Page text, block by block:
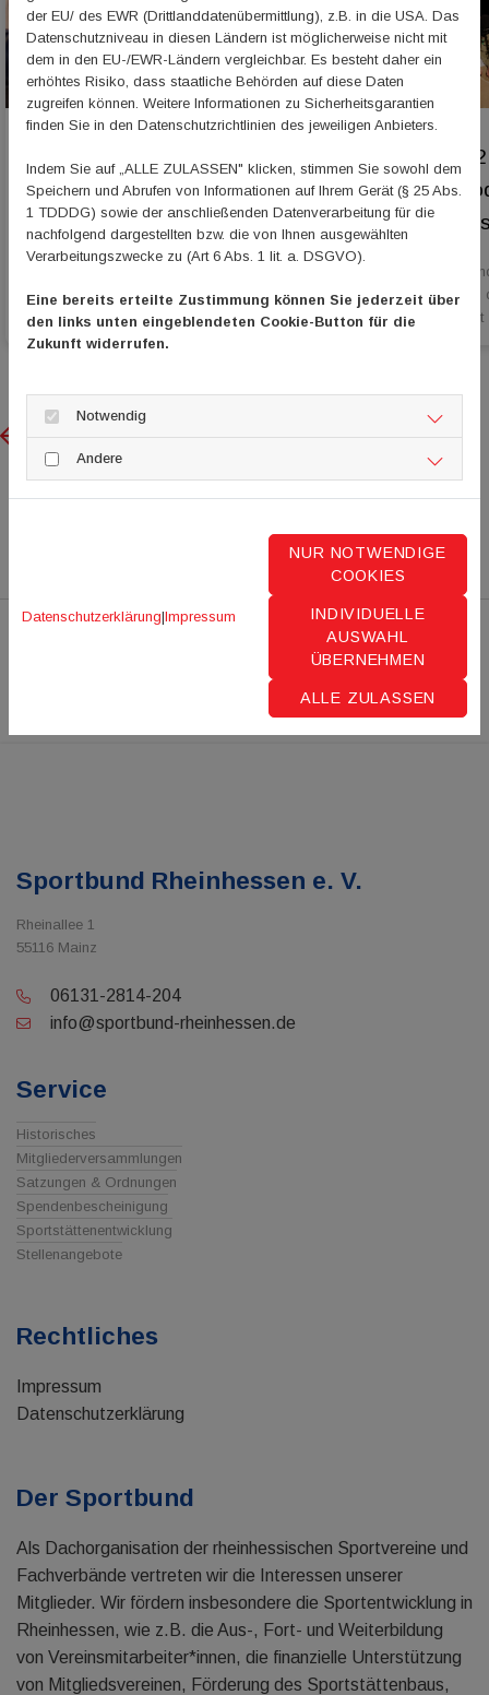
fördern
15. Juli 2026
Großregion am 20. August
Folge
- Der
15. Juli 2026
Laurena
Mainz, ist in
ihr
Previous
Next
Sportbund Rheinhessen e. V.
Rheinallee 1
55116 Mainz
06131-2814-204
info@sportbund-rheinhessen.de
Service
Historisches
Mitgliederversammlungen
Satzungen & Ordnungen
Spendenbescheinigung
Sportstättenentwicklung
Stellenangebote
Rechtliches
Impressum
Datenschutzerklärung
Der Sportbund
Als Dachorganisation der rheinhessischen Sportvereine und
Fachverbände vertreten wir die Interessen unserer
Mitglieder. Wir fördern insbesondere die Sportentwicklung in
Rheinhessen, wie z.B. die Aus-, Fort- und Weiterbildung
von Vereinsmitarbeiter*innen, die finanzielle Unterstützung
von Mitgliedsvereinen, Förderung des Sportstättenbaus,
der EU/ des EWR (Drittlanddatenübermittlung), z.B. in die USA. Das
Datenschutzniveau in diesen Ländern ist möglicherweise nicht mit
dem in den EU-/EWR-Ländern vergleichbar. Es besteht daher ein
erhöhtes Risiko, dass staatliche Behörden auf diese Daten
zugreifen können. Weitere Informationen zu Sicherheitsgarantien
finden Sie in den Datenschutzrichtlinien des jeweiligen Anbieters.
Indem Sie auf „ALLE ZULASSEN" klicken, stimmen Sie sowohl dem
Speichern und Abrufen von Informationen auf Ihrem Gerät (§ 25 Abs.
1 TDDDG) sowie der anschließenden Datenverarbeitung für die
nachfolgend dargestellten bzw. die von Ihnen ausgewählten
Verarbeitungszwecke zu (Art 6 Abs. 1 lit. a. DSGVO).
Eine bereits erteilte Zustimmung können Sie jederzeit über
den links unten eingeblendeten Cookie-Button für die
Zukunft widerrufen.
Notwendig
Andere
Datenschutzerklärung|Impressum
NUR NOTWENDIGE
COOKIES
INDIVIDUELLE
AUSWAHL
ÜBERNEHMEN
ALLE ZULASSEN